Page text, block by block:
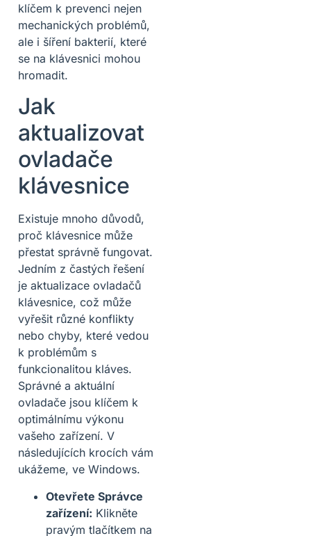
klíčem k prevenci nejen
mechanických problémů,
ale i šíření bakterií, které
se na klávesnici mohou
hromadit.
Jak
aktualizovat
ovladače
klávesnice
Existuje mnoho důvodů,
proč klávesnice může
přestat správně fungovat.
Jedním z častých řešení
je aktualizace ovladačů
klávesnice, což může
vyřešit různé konflikty
nebo chyby, které vedou
k problémům s
funkcionalitou kláves.
Správné a aktuální
ovladače jsou klíčem k
optimálnímu výkonu
vašeho zařízení. V
následujících krocích vám
ukážeme, ve Windows.
Otevřete Správce
zařízení: Klikněte
pravým tlačítkem na